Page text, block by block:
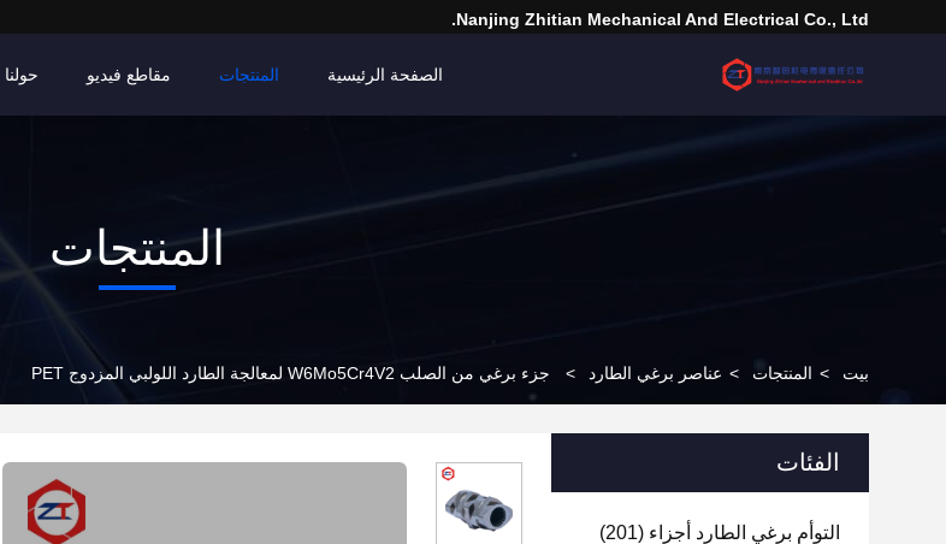
Nanjing Zhitian Mechanical And Electrical Co., Ltd.
الصفحة الرئيسية المنتجات مقاطع فيديو حولنا
المنتجات
بيت > المنتجات > عناصر برغي الطارد > جزء برغي من الصلب W6Mo5Cr4V2 لمعالجة الطارد اللولبي المزدوج PET
الفئات
التوأم برغي الطارد أجزاء (201)